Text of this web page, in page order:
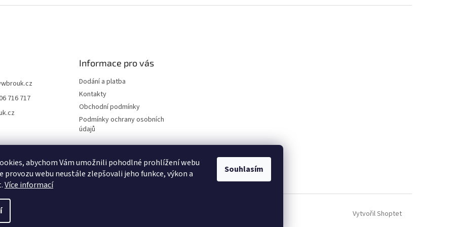
abychom Vám umožnili pohodlné prohlížení webu
provozu webu neustále zlepšovali jeho funkce, výkon a
Více informací
Souhlasím
716 717
Informace pro vás
Dodání a platba
Kontakty
Obchodní podmínky
Podmínky ochrany osobních
údajů
Vytvořil Shoptet